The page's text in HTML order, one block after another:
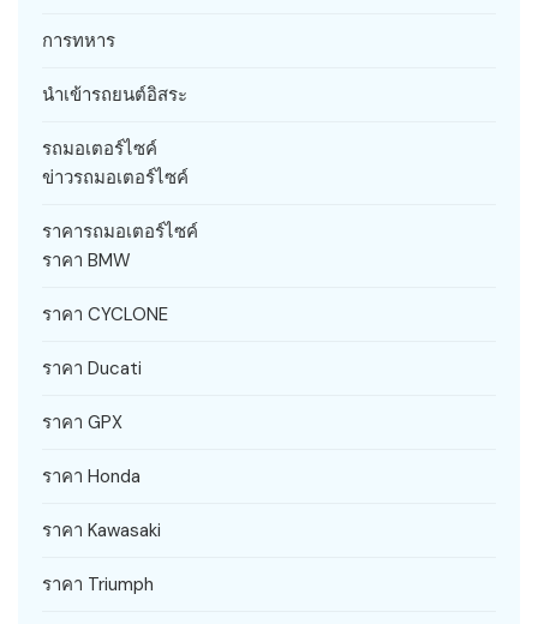
การทหาร
นำเข้ารถยนต์อิสระ
รถมอเตอร์ไซค์
ข่าวรถมอเตอร์ไซค์
ราคารถมอเตอร์ไซค์
ราคา BMW
ราคา CYCLONE
ราคา Ducati
ราคา GPX
ราคา Honda
ราคา Kawasaki
ราคา Triumph